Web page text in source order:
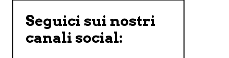
Seguici sui nostri
canali social: